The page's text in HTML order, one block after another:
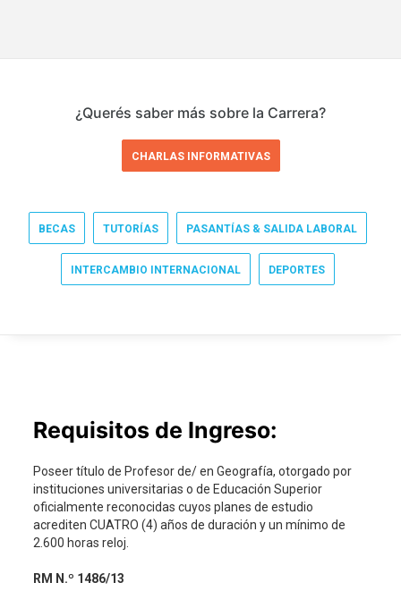
¿Querés saber más sobre la Carrera?
CHARLAS INFORMATIVAS
BECAS TUTORÍAS PASANTÍAS & SALIDA LABORAL
INTERCAMBIO INTERNACIONAL DEPORTES
Requisitos de Ingreso:
Poseer título de Profesor de/ en Geografía, otorgado por
instituciones universitarias o de Educación Superior
oficialmente reconocidas cuyos planes de estudio
acrediten CUATRO (4) años de duración y un mínimo de
2.600 horas reloj.
RM N.º 1486/13